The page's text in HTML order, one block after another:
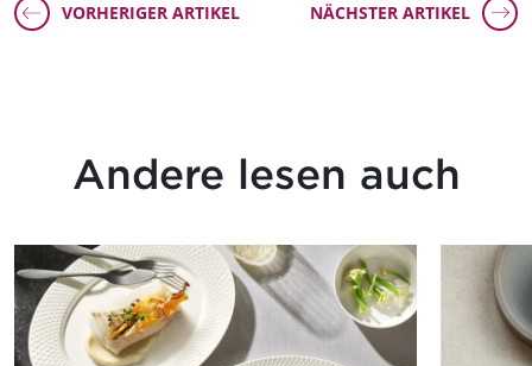
VORHERIGER ARTIKEL NÄCHSTER ARTIKEL
Andere lesen auch